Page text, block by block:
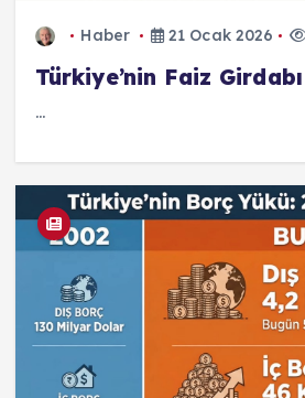
Haber 21 Ocak 2026
Türkiye’nin Faiz Girdabı
...